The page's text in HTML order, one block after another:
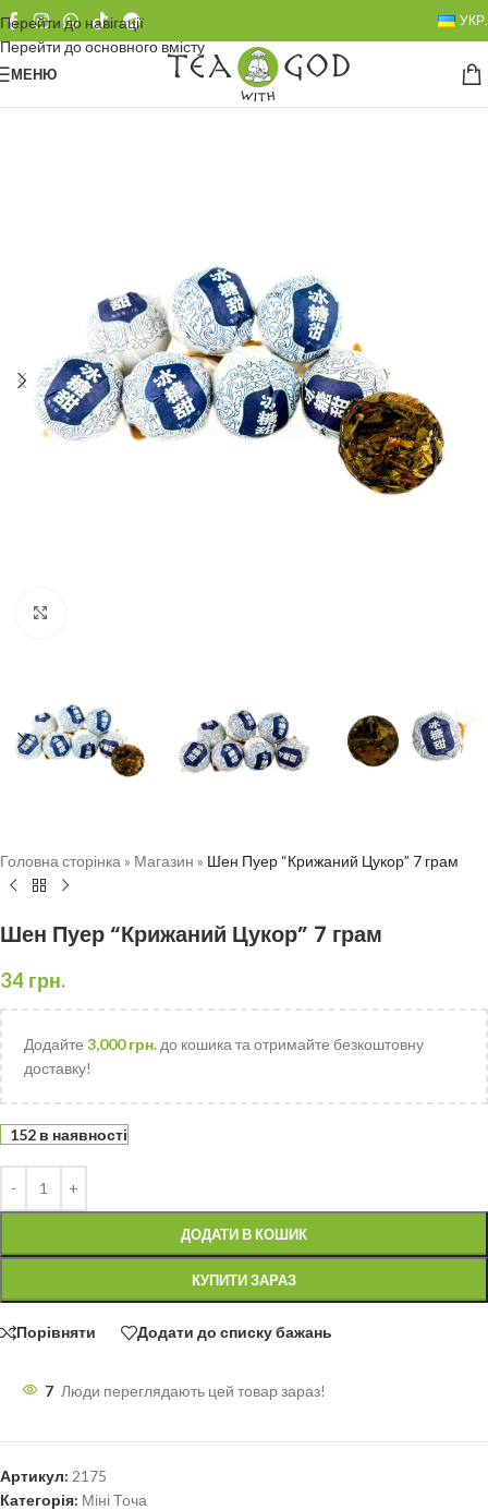
Перейти до навігації
Перейти до основного вмісту
УКР.
МЕНЮ
Головна сторінка » Магазин » Шен Пуер “Крижаний Цукор” 7 грам
Шен Пуер “Крижаний Цукор” 7 грам
34 грн.
Додайте 3,000грн. до кошика та отримайте безкоштовну
доставку!
152 в наявності
ДОДАТИ В КОШИК
КУПИТИ ЗАРАЗ
Порівняти Додати до списку бажань
7 Люди переглядають цей товар зараз!
Артикул: 2175
Категорія: Міні Точа